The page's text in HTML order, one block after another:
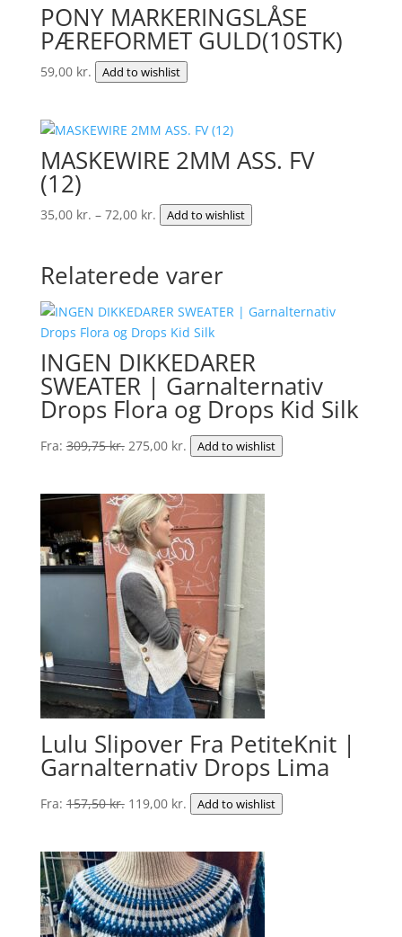
PONY MARKERINGSLÅSE
PÆREFORMET GULD(10STK)
59,00 kr. Add to wishlist
MASKEWIRE 2MM ASS. FV
(12)
35,00 kr. – 72,00 kr.Prisinterval:
72,00 kr.
Add to wishlist
Relaterede varer
INGEN DIKKEDARER
SWEATER | Garnalternativ
Drops Flora og Drops Kid Silk
Fra:309,75kr. Den
var:
309,75 kr..
275,00 kr. Den
er:
275,00 kr..
Add to wishlist
Lulu Slipover Fra PetiteKnit |
Garnalternativ Drops Lima
Fra:157,50kr. Den
var:
157,50 kr..
119,00 kr.Den
er:
119,00 kr..
Add to wishlist